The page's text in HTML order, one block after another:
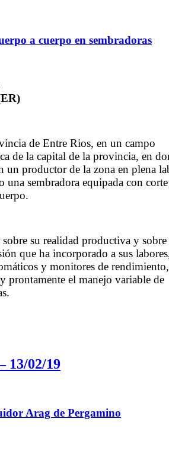
a cuerpo en sembradoras
de Entre Rios, en un campo
de la capital de la provincia, en
un productor de la zona en plena
una sembradora equipada con
su realidad productiva y sobre
que ha incorporado a sus
y monitores de rendimiento,
prontamente el manejo variable de
13/02/19
Arag de Pergamino